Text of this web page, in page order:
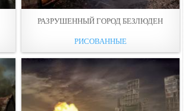
РАЗРУШЕННЫЙ ГОРОД БЕЗЛЮДЕН
РИСОВАННЫЕ